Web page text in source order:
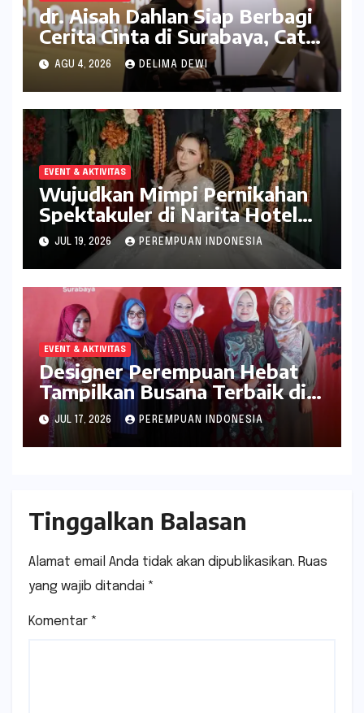
dr. Aisah Dahlan Siap Berbagi
Cerita Cinta di Surabaya, Catat
Tanggalnya
AGU 4, 2026 DELIMA DEWI
EVENT & AKTIVITAS
Wujudkan Mimpi Pernikahan
Spektakuler di Narita Hotel
Surabaya
JUL 19, 2026 PEREMPUAN INDONESIA
EVENT & AKTIVITAS
Designer Perempuan Hebat
Tampilkan Busana Terbaik di
Whyndam Surabaya
JUL 17, 2026 PEREMPUAN INDONESIA
Tinggalkan Balasan
Alamat email Anda tidak akan dipublikasikan. Ruas
yang wajib ditandai *
Komentar *